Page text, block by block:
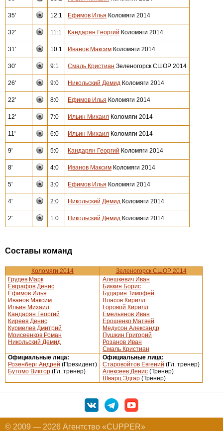
35' 12:1 Ефимов Илья Коломяги 2014
32' 11:1 Кандарян Георгий Коломяги 2014
31' 10:1 Иванов Максим Коломяги 2014
30' 9:1 Смаль Кристиан Зеленогорск СШОР 2014
26' 9:0 Никольский Демид Коломяги 2014
22' 8:0 Ефимов Илья Коломяги 2014
12' 7:0 Ильин Михаил Коломяги 2014
11' 6:0 Ильин Михаил Коломяги 2014
9' 5:0 Кандарян Георгий Коломяги 2014
8' 4:0 Иванов Максим Коломяги 2014
5' 3:0 Ефимов Илья Коломяги 2014
4' 2:0 Никольский Демид Коломяги 2014
2' 1:0 Никольский Демид Коломяги 2014
Составы команд
Коломяги 2014
Зеленогорск СШОР 2014
Грудев Марк
Евграфов Денис
Ефимов Илья
Иванов Максим
Ильин Михаил
Кандарян Георгий
Киреев Денис
Курмелев Дмитрий
Моисеенков Роман
Никольский Демид
Алешкевич Иван
Биккин Борис
Бударин Тимофей
Власов Кирилл
Горовой Кирилл
Емельянов Иван
Ерошенко Матвей
Медусон Александр
Пушкин Григорий
Розанов Иван
Смаль Кристиан
Официальные лица:
Розенберг Андрей (Президент)
Бутомо Виктор (Гл. тренер)
Официальные лица:
Старовойтов Евгений (Гл. тренер)
Алексеев Денис (Тренер)
Шварц Эдгар (Тренер)
© 2009 — 2026 Агентство «CUPPER»